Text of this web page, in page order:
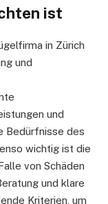
ist
in Zürich
und
und
Bedürfnisse des
wichtig ist die
von Schäden
und klare
Kriterien, um